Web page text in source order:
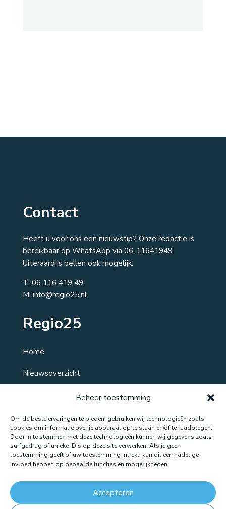
Beheer toestemming
Om de beste ervaringen te bieden, gebruiken wij technologieën zoals
cookies om informatie over je apparaat op te slaan en/of te raadplegen.
Door in te stemmen met deze technologieën kunnen wij gegevens zoals
surfgedrag of unieke ID's op deze site verwerken. Als je geen
toestemming geeft of uw toestemming intrekt, kan dit een nadelige
invloed hebben op bepaalde functies en mogelijkheden.
Accepteren
Contact
Heeft u voor ons een nieuwstip? Onze redactie is
bereikbaar op WhatsApp via 06-11641949.
Uiteraard is bellen ook mogelijk.
T: 06 116 419 49
M: info@regio25.nl
Regio25
Home
Nieuwsoverzicht
Contact
Website gemaakt door: LOEQ